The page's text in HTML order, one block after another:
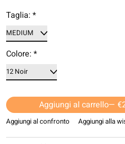
Taglia: *
Colore: *
Aggiungi al carrello —
Aggiungi al confronto Aggiungi alla